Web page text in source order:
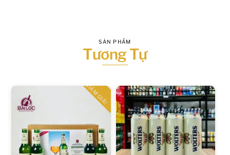
SẢN PHẨM
Tương Tự
GIẢM GIÁ!